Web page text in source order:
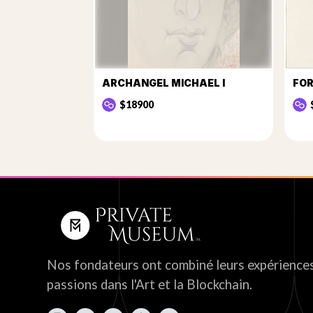
ARCHANGEL MICHAEL I
$18900
Nos fondateurs ont combiné leurs
passions dans l'Art et la Blockchain.